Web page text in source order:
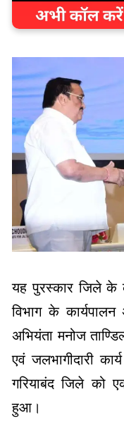
यह पुरस्कार जिले
विभाग के
अभियंता मनोज
एवं जलभागीदारी
गरियाबंद जिले को
हुआ।